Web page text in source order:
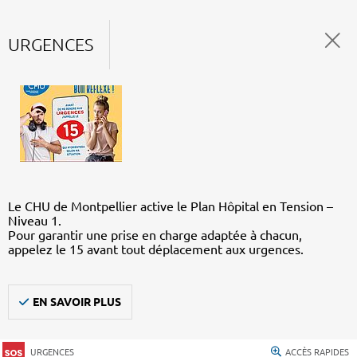
URGENCES
Le CHU de Montpellier active le Plan Hôpital en Tension –
Niveau 1.
Pour garantir une prise en charge adaptée à chacun,
appelez le 15 avant tout déplacement aux urgences.
EN SAVOIR PLUS
URGENCES ACCÈS RAPIDES